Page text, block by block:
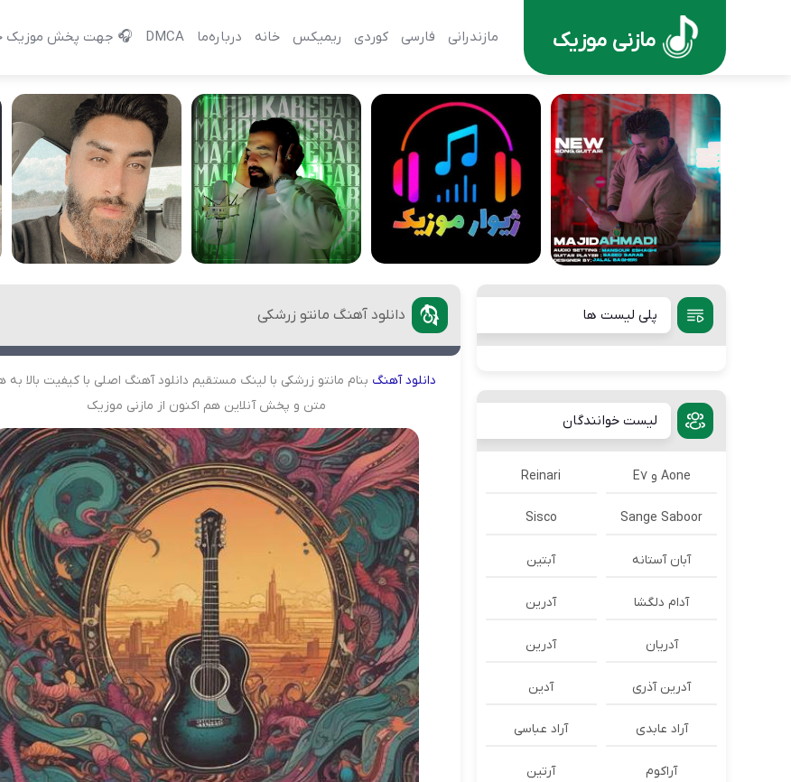
مازنی موزیک مازندرانی فارسی کوردی ریمیکس خانه درباره‌‌ما DMCA 🎧 جهت پخش موزیک
دانلود آهنگ مانتو زرشکی
دانلودآهنگ بنام مانتو زرشکی با لینک مستقیم دانلود آهنگ اصلی با کیفیت بالا به
متن و پخش آنلاین هم اکنون از مازنی موزیک
پلی لیست ها
لیست خوانندگان
Aone و E7 Reinari
Sange Saboor
Sisco
آبان آستانه آبتین
آدام دلگشا آدرين
آدریان آدرین
آدرین آذری آدین
آراد عابدی آراد عباسی
آراکوم آرتین